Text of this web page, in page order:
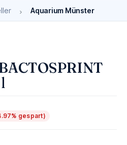
Aquarium Münster
gespart)